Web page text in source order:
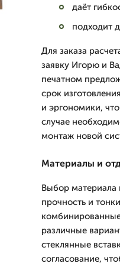
даёт
подходит
Для заказа
заявку Игорю и
печатном
срок
и эргономики,
случае
монтаж новой
Материалы и
Выбор материала
прочность и
различные
стеклянные
согласование,